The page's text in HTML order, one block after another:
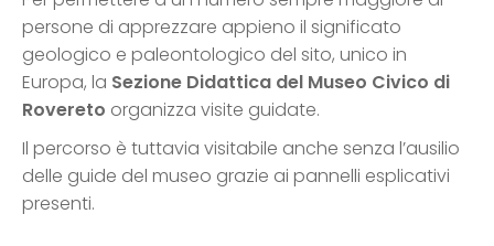
persone di apprezzare appieno il significato
geologico e paleontologico del sito, unico in
Europa, la Sezione Didattica del Museo Civico di
Rovereto organizza visite guidate.
Il percorso è tuttavia visitabile anche senza l’ausilio
delle guide del museo grazie ai pannelli esplicativi
presenti.